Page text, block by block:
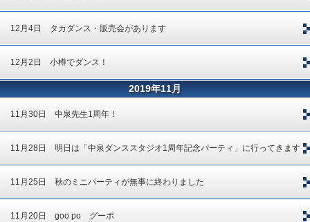
12月4日 タカダンス・販売会があります
12月2日 小樽でダンス！
2019年11月
11月30日 中泉先生1周年！
11月28日 明日は「中泉ダンススタジオ1周年記念パーティ」に行ってきます
11月25日 秋のミニパーティが無事に終わりました
11月20日 goo po グーポ